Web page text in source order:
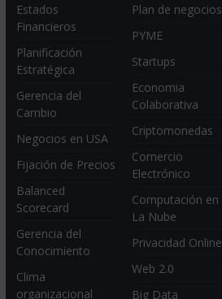
Estados
Financieros
Planificación
Estratégica
Gerencia del
Cambio
Negocios en USA
Fijación de Precios
Balanced
Scorecard
Gerencia del
Conocimiento
Clima
organizacional
Plan de negocios
PYME
Startups
Economia
Colaborativa
Criptomonedas
Comercio
Electrónico
Computación en
La Nube
Privacidad Online
Web 2.0
Big Data